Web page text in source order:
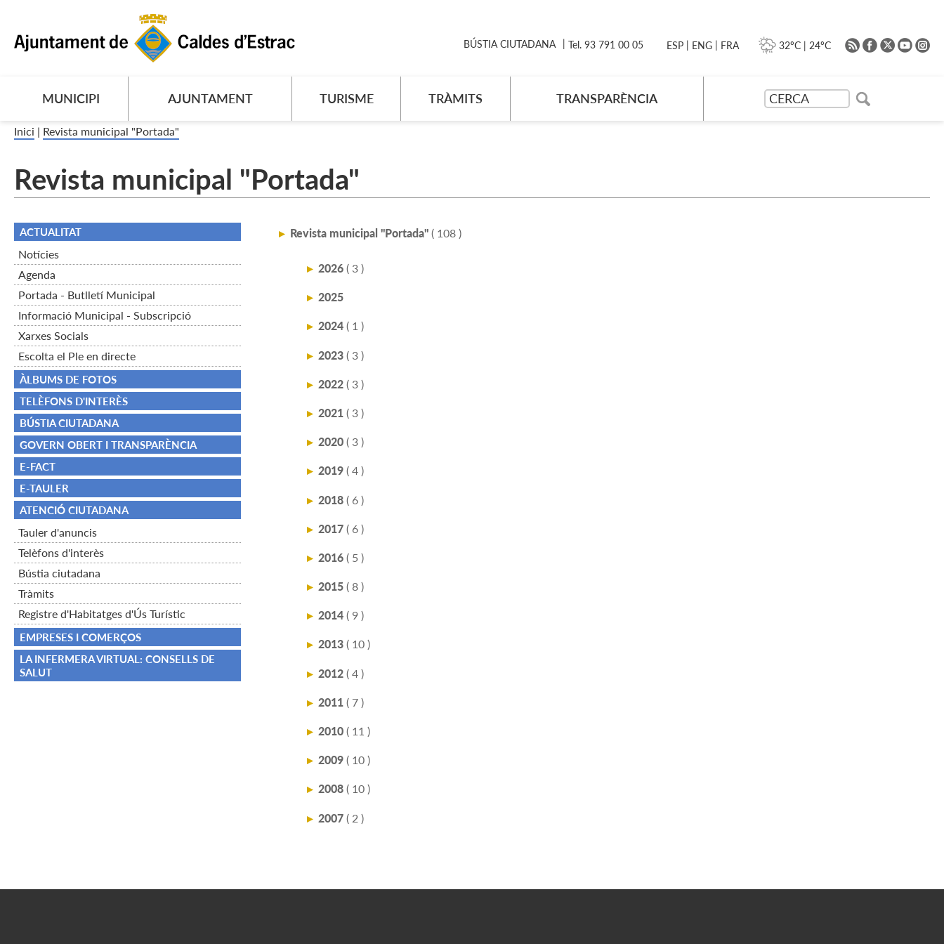
MUNICIPI AJUNTAMENT TURISME TRÀMITS TRANSPARÈNCIA
BÚSTIA CIUTADANA Tel. 93 791 00 05 ESP | ENG | FRA 32ºC | 24ºC
Inici | Revista municipal "Portada"
Revista municipal "Portada"
ACTUALITAT
Notícies
Agenda
Portada - Butlletí Municipal
Informació Municipal - Subscripció
Xarxes Socials
Escolta el Ple en directe
ÀLBUMS DE FOTOS
TELÈFONS D'INTERÈS
BÚSTIA CIUTADANA
GOVERN OBERT I TRANSPARÈNCIA
E-FACT
E-TAULER
ATENCIÓ CIUTADANA
Tauler d'anuncis
Telèfons d'interès
Bústia ciutadana
Tràmits
Registre d'Habitatges d'Ús Turístic
EMPRESES I COMERÇOS
LA INFERMERA VIRTUAL: CONSELLS DE
SALUT
Revista municipal "Portada" ( 108 )
2026 ( 3 )
2025
2024 ( 1 )
2023 ( 3 )
2022 ( 3 )
2021 ( 3 )
2020 ( 3 )
2019 ( 4 )
2018 ( 6 )
2017 ( 6 )
2016 ( 5 )
2015 ( 8 )
2014 ( 9 )
2013 ( 10 )
2012 ( 4 )
2011 ( 7 )
2010 ( 11 )
2009 ( 10 )
2008 ( 10 )
2007 ( 2 )